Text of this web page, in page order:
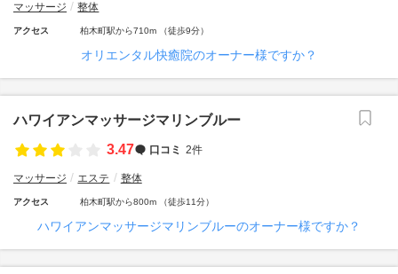
マッサージ 整体
アクセス 柏木町駅から710m （徒歩9分）
オリエンタル快癒院のオーナー様ですか？
ハワイアンマッサージマリンブルー
3.47
口コミ 2件
マッサージ エステ 整体
アクセス 柏木町駅から800m （徒歩11分）
ハワイアンマッサージマリンブルーのオーナー様ですか？